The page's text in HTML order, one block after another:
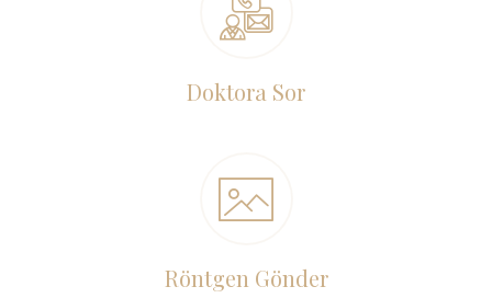
Doktora Sor
Röntgen Gönder